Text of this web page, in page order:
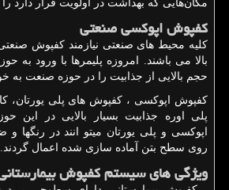
مکان‌هایی که بهداشت در اولویت قرار دارد را
کفپوش اپوکسی صنعتی
کلیه محیط های صنعتی نیازمند کفپوش
بالا می باشند. امروزه پلیمرها با ورود به
حجم بالایی از جذابیت را در حوزه صنعت به
کفپوش اپوکسی ، کفپوش های پلی یورتان،
پلی اوره جذابیت بسیار بالایی در این
اپوکسی و پلی یورتان میتو انند در رنگها
روی سطح بتن آماده سازی شده اعمال گردند.
ویژگی های سیستم کفپوش